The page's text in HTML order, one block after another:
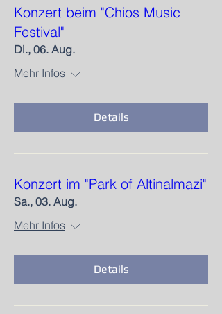
Konzert beim "Chios Music
Festival"​
Di., 06. Aug.
Mehr Infos
Details
Konzert im "Park of Altinalmazi"
Sa., 03. Aug.
Mehr Infos
Details